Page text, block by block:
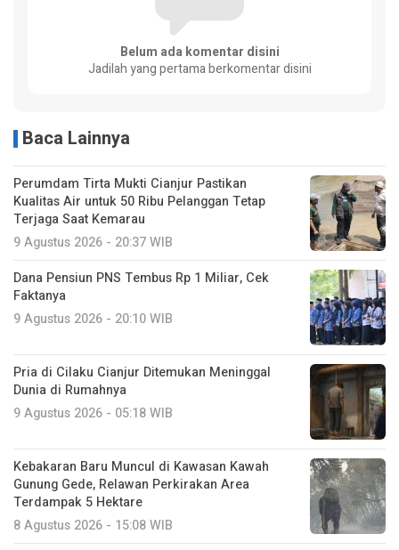
Belum ada komentar disini
Jadilah yang pertama berkomentar disini
Baca Lainnya
Perumdam Tirta Mukti Cianjur Pastikan
Kualitas Air untuk 50 Ribu Pelanggan Tetap
Terjaga Saat Kemarau
9 Agustus 2026 - 20:37 WIB
Dana Pensiun PNS Tembus Rp 1 Miliar, Cek
Faktanya
9 Agustus 2026 - 20:10 WIB
Pria di Cilaku Cianjur Ditemukan Meninggal
Dunia di Rumahnya
9 Agustus 2026 - 05:18 WIB
Kebakaran Baru Muncul di Kawasan Kawah
Gunung Gede, Relawan Perkirakan Area
Terdampak 5 Hektare
8 Agustus 2026 - 15:08 WIB